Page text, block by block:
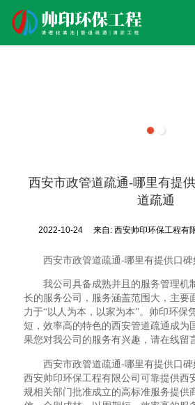
西安市政管道疏通-哪里有提
道疏通
2022-10-24 来自:西安帅印环保工程有
西安市政管道疏通-哪里有提供口
我公司具备成熟并且的服务管理机
长的服务公司，服务涵盖范围大，主要
力于“以人为本，以家为本”。帅印环保
短，效率高的特色的西安管道疏通成为
果您对我公司的服务有兴趣，请在线留
西安市政管道疏通-哪里有提供口碑
西安帅印环保工程有限公司可靠提供西
规相关部门批准成立的高标准服务提供